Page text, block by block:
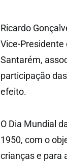
Ricardo
Vice-Presidente
Santarém,
participação
efeito.
O Dia Mundial
1950, com o
crianças e para